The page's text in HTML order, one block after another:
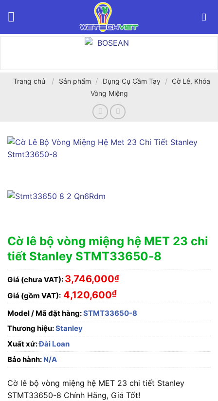
Trang chủ / Sản phẩm / Dụng Cụ Cầm Tay / Cờ Lê, Khóa
Vòng Miệng
Cờ lê bộ vòng miệng hệ MET 23 chi
tiết Stanley STMT33650-8
Giá (chưa VAT): 3,746,000₫
Giá (gồm VAT): 4,120,600₫
Model / Mã đặt hàng:STMT33650-8
Thương hiệu:Stanley
Xuất xứ:Đài Loan
Bảo hành: N/A
Cờ lê bộ vòng miệng hệ MET 23 chi tiết Stanley
STMT33650-8 Chính Hãng, Giá Tốt!